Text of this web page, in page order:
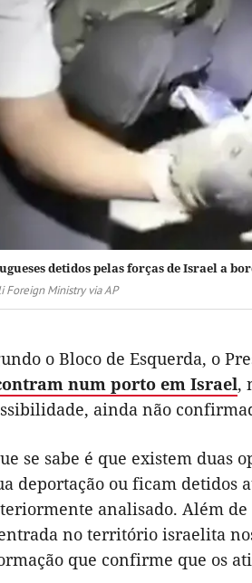
detidos pelas forças de Israel a
Foreign Ministry via AP
o Bloco de Esquerda, o
num porto em Israel,
ainda não
se sabe é que existem duas
deportação ou ficam detidos
analisado. Além de
no território israelita
que confirme que os